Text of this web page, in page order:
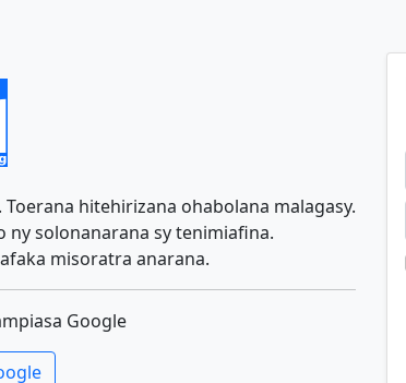
. Toerana hitehirizana ohabolana malagasy.
ny solonanarana sy tenimiafina.
misoratra anarana.
Google